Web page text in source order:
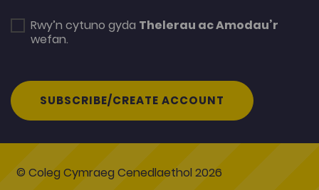
Rwy’n cytuno gyda Thelerau ac Amodau’r
wefan.
SUBSCRIBE/CREATE ACCOUNT
© Coleg Cymraeg Cenedlaethol 2026